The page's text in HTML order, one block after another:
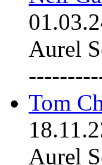
Aurel
Tom
Aurel